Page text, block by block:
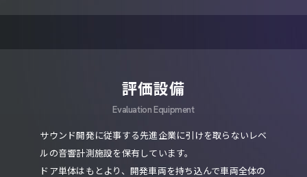
評価設備
Evaluation Equipment
サウンド開発に従事する先進企業に引けを取らないレベ
ルの音響計測施設を保有しています。
ドア単体はもとより、開発車両を持ち込んで車両全体の